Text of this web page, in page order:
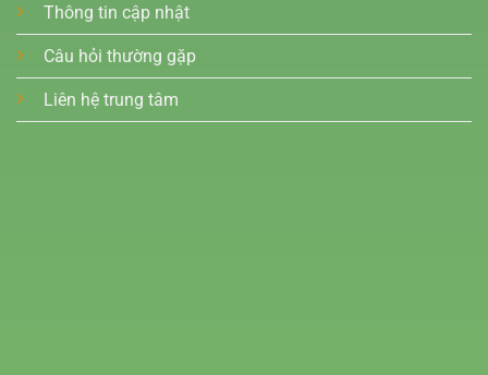
Thông tin cập nhật
Câu hỏi thường gặp
Liên hệ trung tâm